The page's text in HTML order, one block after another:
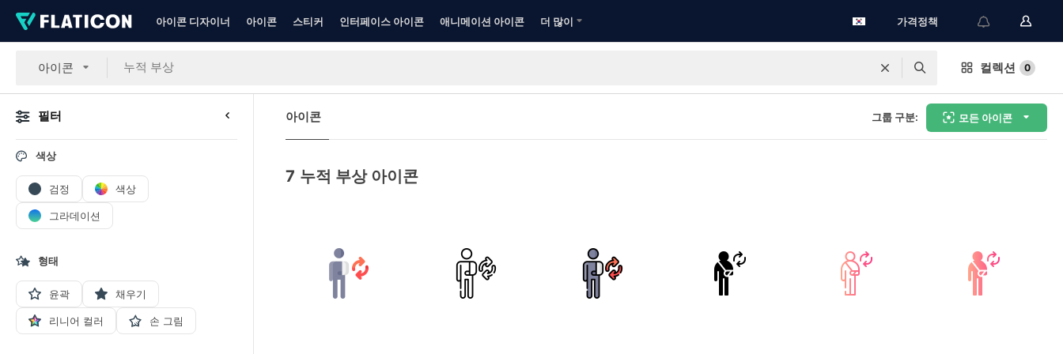
아이콘 디자이너 아이콘 스티커 인터페이스 아이콘 애니메이션 아이콘 더 많이 가격정책
아이콘 컬렉션 0
필터
색상
검정 색상
그라데이션
형태
윤곽 채우기
리니어 컬러 손 그림
아이콘 그룹 구분: 모든 아이콘
7 누적 부상 아이콘